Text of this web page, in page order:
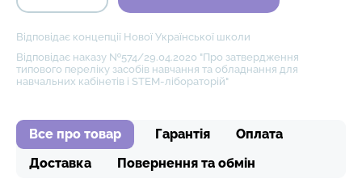
Відповідає концепції Нової Української школи
Відповідає наказу №574/29.04.2020 "Про затвердження
типового переліку засобів навчання та обладнання для
навчальних кабінетів і STEM-лібораторій"
Все про товар Гарантія
Оплата
Доставка
Повернення та обмін